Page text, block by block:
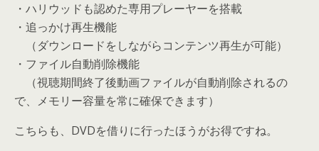
・ハリウッドも認めた専用プレーヤーを搭載
・追っかけ再生機能
（ダウンロードをしながらコンテンツ再生が可能）
・ファイル自動削除機能
（視聴期間終了後動画ファイルが自動削除されるの
で、メモリー容量を常に確保できます）
こちらも、DVDを借りに行ったほうがお得ですね。